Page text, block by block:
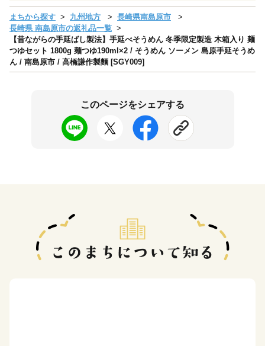
まちから探す 九州地方
長崎県南島原市
長崎県 南島原市の返礼品一覧
【昔ながらの手延ばし製法】手延べそうめん 冬季限定製造 木箱入り 麺
つゆセット 1800g 麺つゆ190ml×2 / そうめん ソーメン 島原手延そうめ
ん / 南島原市 / 高橋謙作製麵 [SGY009]
このページをシェアする